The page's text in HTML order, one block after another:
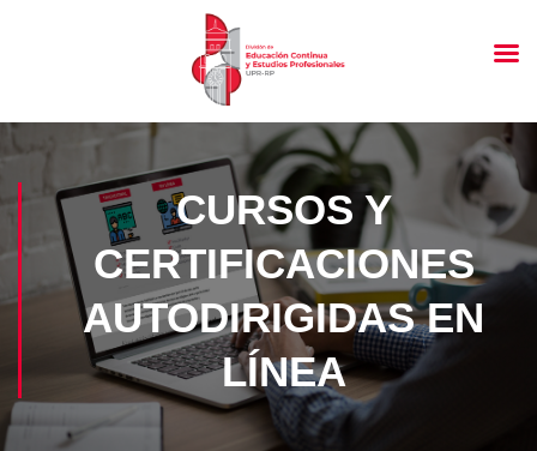
CURSOS Y
CERTIFICACIONES
AUTODIRIGIDAS EN
LÍNEA